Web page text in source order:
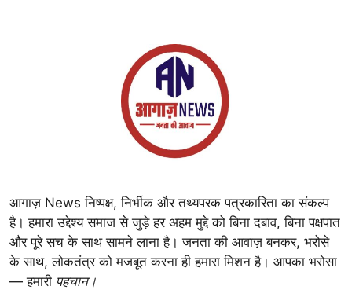
आगाज़ News निष्पक्ष, निर्भीक और तथ्यपरक पत्रकारिता का संकल्प
है। हमारा उद्देश्य समाज से जुड़े हर अहम मुद्दे को बिना दबाव, बिना पक्षपात
और पूरे सच के साथ सामने लाना है। जनता की आवाज़ बनकर, भरोसे
के साथ, लोकतंत्र को मजबूत करना ही हमारा मिशन है। आपका भरोसा
— हमारी पहचान।